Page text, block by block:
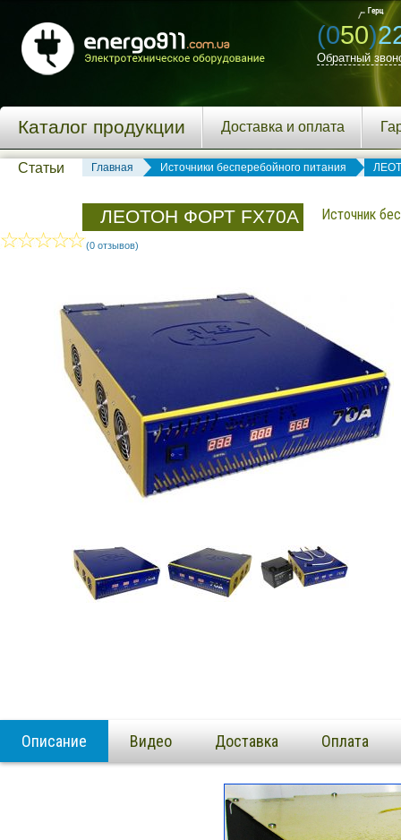
(050)
Обратный
Каталог продукции Доставка и оплата
Статьи Главная Источники бесперебойного питания
ЛЕОТОН ФОРТ FX70А Источник
(0 отзывов)
Описание Видео Доставка Оплата